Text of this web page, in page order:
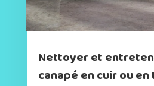
Nettoyer et
canapé en cuir ou